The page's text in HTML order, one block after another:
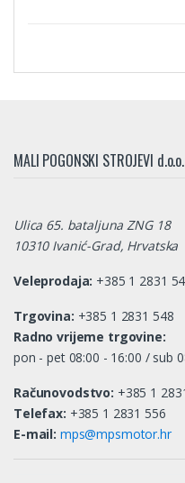
MALI POGONSKI STROJEVI d.o.o.
Ulica 65. bataljuna ZNG 18
10310 Ivanić-Grad, Hrvatska
Veleprodaja: +385 1 2831
Trgovina: +385 1 2831 548
Radno vrijeme trgovine:
pon - pet 08:00 - 16:00 / sub
Računovodstvo: +385 1
Telefax: +385 1 2831 556
E-mail: mps@mpsmotor.hr